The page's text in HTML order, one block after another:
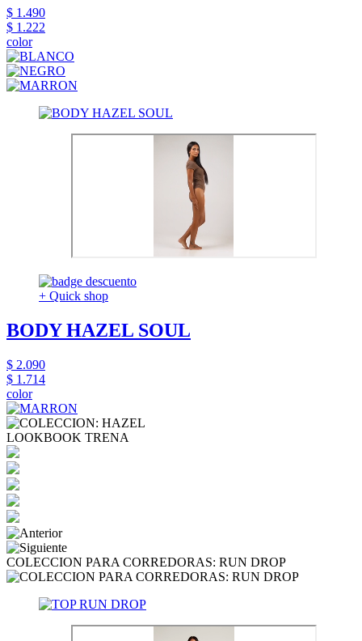
$ 1.490
$ 1.222
color
+ Quick shop
BODY HAZEL SOUL
$ 2.090
$ 1.714
color
LOOKBOOK TRENA
COLECCION PARA CORREDORAS: RUN DROP